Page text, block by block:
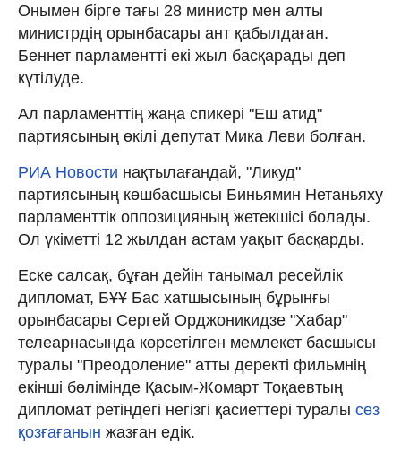
Онымен бірге тағы 28 министр мен алты
министрдің орынбасары ант қабылдаған.
Беннет парламентті екі жыл басқарады деп
күтілуде.
Ал парламенттің жаңа спикері "Еш атид"
партиясының өкілі депутат Мика Леви болған.
РИА Новости нақтылағандай, "Ликуд"
партиясының көшбасшысы Биньямин Нетаньяху
парламенттік оппозицияның жетекшісі болады.
Ол үкіметті 12 жылдан астам уақыт басқарды.
Еске салсақ, бұған дейін танымал ресейлік
дипломат, БҰҰ Бас хатшысының бұрынғы
орынбасары Сергей Орджоникидзе "Хабар"
телеарнасында көрсетілген мемлекет басшысы
туралы "Преодоление" атты деректі фильмнің
екінші бөлімінде Қасым-Жомарт Тоқаевтың
дипломат ретіндегі негізгі қасиеттері туралы сөз
қозғағанын жазған едік.